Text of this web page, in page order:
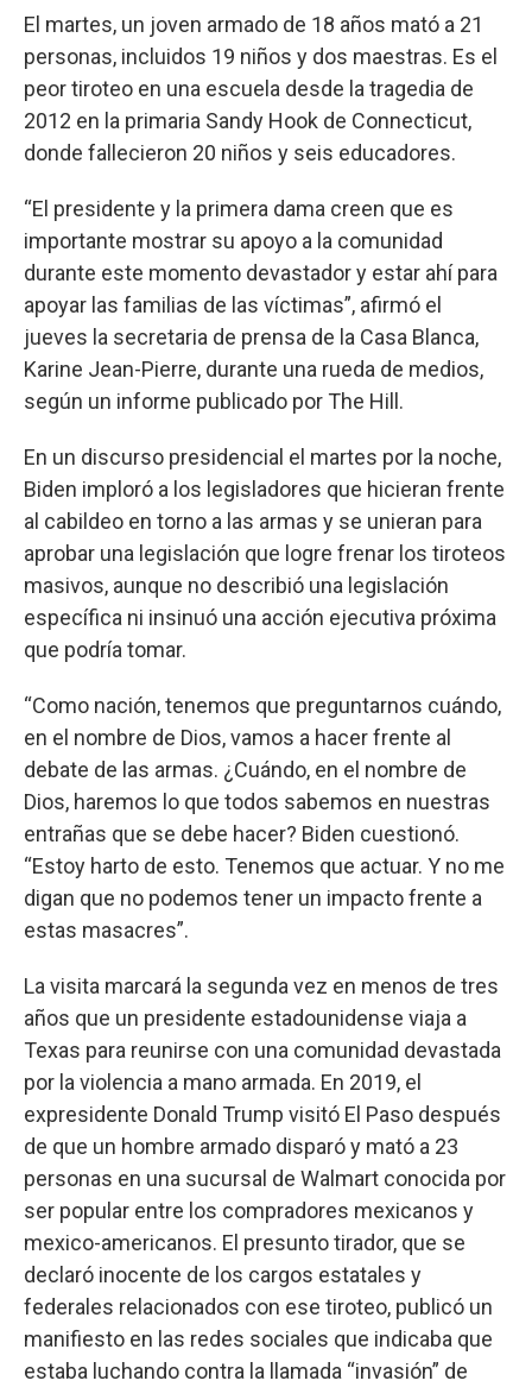
El martes, un joven armado de 18 años mató a 21
personas, incluidos 19 niños y dos maestras. Es el
peor tiroteo en una escuela desde la tragedia de
2012 en la primaria Sandy Hook de Connecticut,
donde fallecieron 20 niños y seis educadores.
“El presidente y la primera dama creen que es
importante mostrar su apoyo a la comunidad
durante este momento devastador y estar ahí para
apoyar las familias de las víctimas”, afirmó el
jueves la secretaria de prensa de la Casa Blanca,
Karine Jean-Pierre, durante una rueda de medios,
según un informe publicado por The Hill.
En un discurso presidencial el martes por la noche,
Biden imploró a los legisladores que hicieran frente
al cabildeo en torno a las armas y se unieran para
aprobar una legislación que logre frenar los tiroteos
masivos, aunque no describió una legislación
específica ni insinuó una acción ejecutiva próxima
que podría tomar.
“Como nación, tenemos que preguntarnos cuándo,
en el nombre de Dios, vamos a hacer frente al
debate de las armas. ¿Cuándo, en el nombre de
Dios, haremos lo que todos sabemos en nuestras
entrañas que se debe hacer? Biden cuestionó.
“Estoy harto de esto. Tenemos que actuar. Y no me
digan que no podemos tener un impacto frente a
estas masacres”.
La visita marcará la segunda vez en menos de tres
años que un presidente estadounidense viaja a
Texas para reunirse con una comunidad devastada
por la violencia a mano armada. En 2019, el
expresidente Donald Trump visitó El Paso después
de que un hombre armado disparó y mató a 23
personas en una sucursal de Walmart conocida por
ser popular entre los compradores mexicanos y
mexico-americanos. El presunto tirador, que se
declaró inocente de los cargos estatales y
federales relacionados con ese tiroteo, publicó un
manifiesto en las redes sociales que indicaba que
estaba luchando contra la llamada “invasión” de